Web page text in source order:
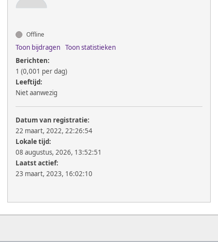
Offline
Toon bijdragen Toon statistieken
Berichten:
1 (0,001 per dag)
Leeftijd:
Niet aanwezig
Datum van registratie:
22 maart, 2022, 22:26:54
Lokale tijd:
08 augustus, 2026, 13:52:51
Laatst actief:
23 maart, 2023, 16:02:10